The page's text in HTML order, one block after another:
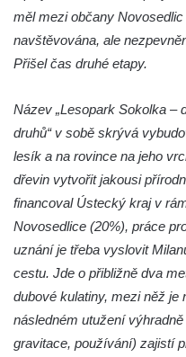
Sochy brouků u Mlýnské
Budějovicích
Socha svatého Vincence
Budějovicích
Socha svatého
kláštera dominikánů v
Budějovicích
Socha svatého Josefa
dominikánů v Českých
Socha svaté Anny na
dominikánů v Českých
Socha svatého Dominika
kláštera dominikánů v
měl mezi občany
navštěvována, ale
Přišel čas druhé etapy.
Název „Lesopark Sokolka –
druhů“ v sobě skrývá
lesík a na rovince na jeho
dřevin vytvořit jakousi
financoval Ústecký kraj v
Novosedlice (20%), práce
uznání je třeba vyslovit
cestu. Jde o přibližně dva
dubové kulatiny, mezi něž je
následném utužení
gravitace, používání) zajistí